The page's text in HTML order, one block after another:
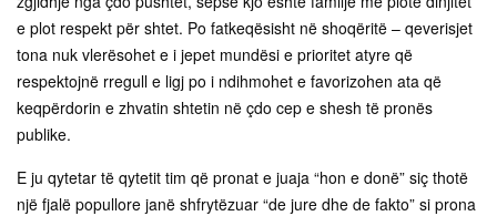
e plot respekt për shtet. Po fatkeqësisht në shoqëritë – qeverisjet
tona nuk vlerësohet e i jepet mundësi e prioritet atyre që
respektojnë rregull e ligj po i ndihmohet e favorizohen ata që
keqpërdorin e zhvatin shtetin në çdo cep e shesh të pronës
publike.
E ju qytetar të qytetit tim që pronat e juaja “hon e donë” siç thotë
një fjalë popullore janë shfrytëzuar “de jure dhe de fakto” si prona